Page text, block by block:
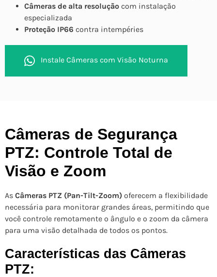
Câmeras de alta resolução com instalação
especializada
Proteção IP66 contra intempéries
Instale Câmeras com Visão Noturna
Câmeras de Segurança
PTZ: Controle Total de
Visão e Zoom
As Câmeras PTZ (Pan-Tilt-Zoom) oferecem a flexibilidade
necessária para monitorar grandes áreas, permitindo que
você controle remotamente o ângulo e o zoom da câmera
para uma visão detalhada de todos os pontos.
Características das Câmeras
PTZ: